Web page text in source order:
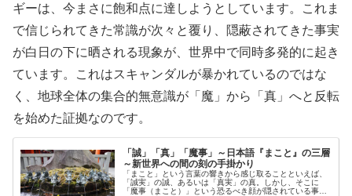
ギーは、今まさに飽和点に達しようとしています。これま
で信じられてきた常識が次々と覆り、隠蔽されてきた事実
が白日の下に晒される現象が、世界中で同時多発的に起き
ています。これはスキャンダルが暴かれているのではな
く、地球全体の集合的無意識が「魔」から「真」へと反転
を始めた証拠なのです。
「誠」「真」「魔事」～日本語『まこと』の三層
～新世界への間の刻の手掛かり
「まこと」という言葉の響きから感じ取ることといえば、
「誠実」の誠、あるいは「真実」の真。しかし、そこに
「魔事（まこと）」という恐るべき顔が隠されている事実